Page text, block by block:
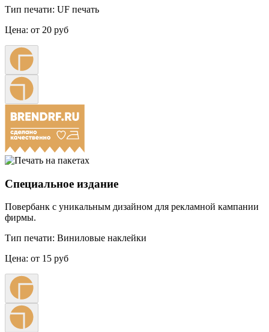
Тип печати: UF печать
Цена: от 20 руб
Специальное издание
Повербанк с уникальным дизайном для рекламной кампании
фирмы.
Тип печати: Виниловые наклейки
Цена: от 15 руб